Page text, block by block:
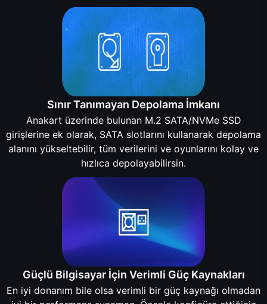
Sınır Tanımayan Depolama İmkanı
Anakart üzerinde bulunan M.2 SATA/NVMe SSD
girişlerine ek olarak, SATA slotlarını kullanarak depolama
alanını yükseltebilir, tüm verilerini ve oyunlarını kolay ve
hızlıca depolayabilirsin.
Güçlü Bilgisayar İçin Verimli Güç Kaynakları
En iyi donanım bile olsa verimli bir güç kaynağı olmadan